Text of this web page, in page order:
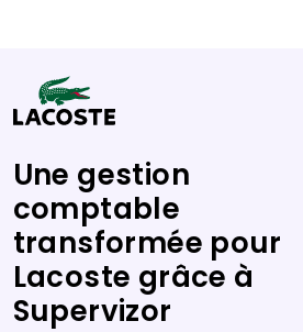
Une gestion
comptable
transformée pour
Lacoste grâce à
Supervizor​